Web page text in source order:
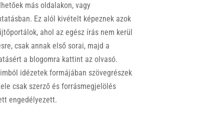
más oldalakon, vagy
Ez alól kivételt képeznek azok
ahol az egész írás nem kerül
csak annak első sorai, majd a
a blogomra kattint az olvasó.
idézetek formájában szövegrészek
csak szerző és forrásmegjelölés
engedélyezett.